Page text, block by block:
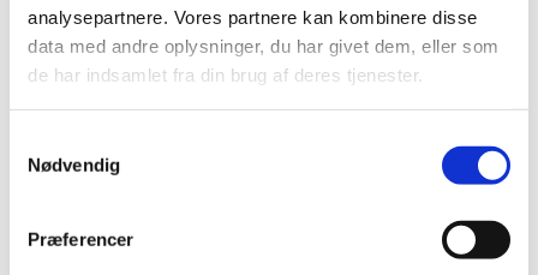
analysepartnere. Vores partnere kan kombinere disse
data med andre oplysninger, du har givet dem, eller som
de har indsamlet fra din brug af deres tjenester.
Nødvendig
Præferencer
170 06 06 54
Dato: 24. januar 2027